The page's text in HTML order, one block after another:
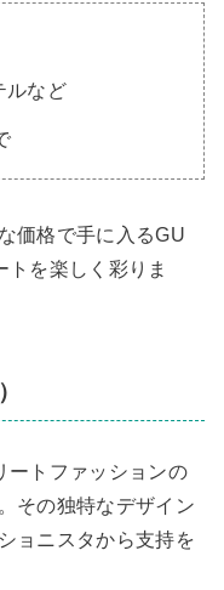
ルなど
価格で手に入るGU
を楽しく彩りま
ートファッションの
その独特なデザイン
ョニスタから支持を